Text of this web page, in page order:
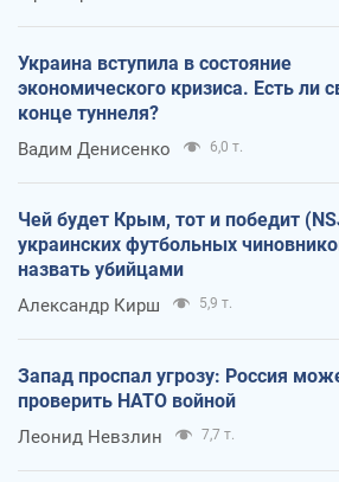
Украина вступила в состояние
экономического кризиса. Есть ли
конце туннеля?
Вадим Денисенко 6,0 т.
Чей будет Крым, тот и победит
украинских футбольных
назвать убийцами
Александр Кирш 5,9 т.
Запад проспал угрозу: Россия
проверить НАТО войной
Леонид Невзлин 7,7 т.